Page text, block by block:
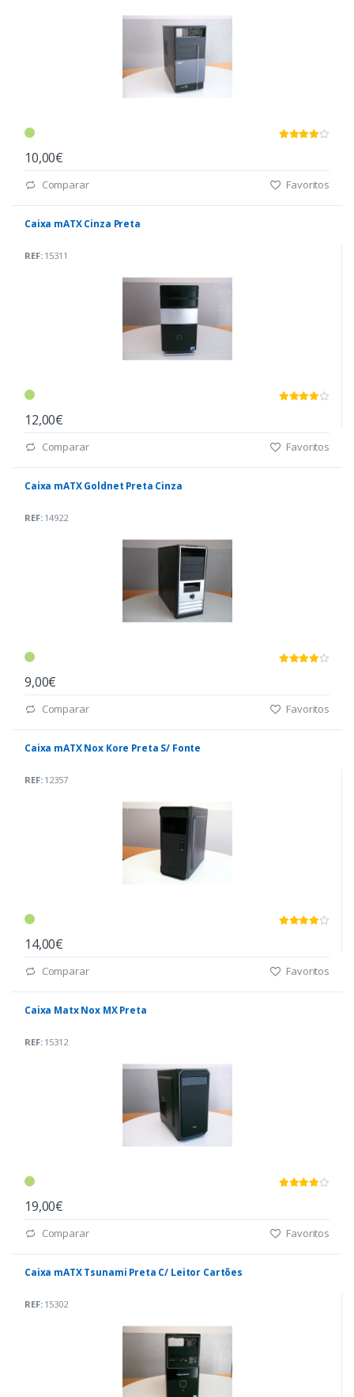
10,00€
Comparar Favoritos
Caixa mATX Cinza Preta
REF:15311
12,00€
Comparar Favoritos
Caixa mATX Goldnet Preta Cinza
REF:14922
9,00€
Comparar Favoritos
Caixa mATX Nox Kore Preta S/ Fonte
REF:12357
14,00€
Comparar Favoritos
Caixa Matx Nox MX Preta
REF:15312
19,00€
Comparar Favoritos
Caixa mATX Tsunami Preta C/ Leitor Cartões
REF:15302